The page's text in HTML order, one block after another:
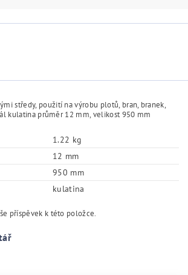
středy, použití na výrobu plotů, bran, branek,
kulatina průměr 12 mm, velikost 950 mm
1.22 kg
12 mm
950 mm
kulatina
příspěvek k této položce.